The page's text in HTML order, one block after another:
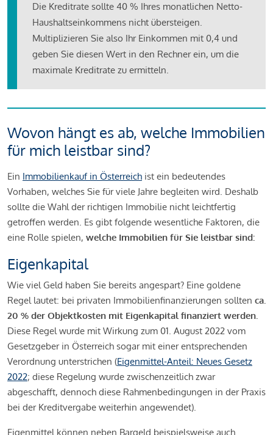
Die Kreditrate sollte 40 % Ihres monatlichen Netto-
Haushaltseinkommens nicht übersteigen.
Multiplizieren Sie also Ihr Einkommen mit 0,4 und
geben Sie diesen Wert in den Rechner ein, um die
maximale Kreditrate zu ermitteln.
Wovon hängt es ab, welche Immobilien
für mich leistbar sind?
Ein Immobilienkauf in Österreich ist ein bedeutendes
Vorhaben, welches Sie für viele Jahre begleiten wird. Deshalb
sollte die Wahl der richtigen Immobilie nicht leichtfertig
getroffen werden. Es gibt folgende wesentliche Faktoren, die
eine Rolle spielen, welche Immobilien für Sie leistbar sind:
Eigenkapital
Wie viel Geld haben Sie bereits angespart? Eine goldene
Regel lautet: bei privaten Immobilienfinanzierungen sollten ca.
20 % der Objektkosten mit Eigenkapital finanziert werden.
Diese Regel wurde mit Wirkung zum 01. August 2022 vom
Gesetzgeber in Österreich sogar mit einer entsprechenden
Verordnung unterstrichen (Eigenmittel-Anteil: Neues Gesetz
2022; diese Regelung wurde zwischenzeitlich zwar
abgeschafft, dennoch diese Rahmenbedingungen in der Praxis
bei der Kreditvergabe weiterhin angewendet).
Eigenmittel können neben Bargeld beispielsweise auch